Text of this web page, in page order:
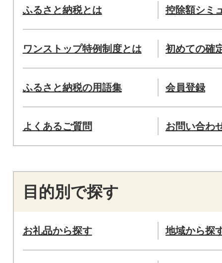
ふるさと納税とは 控除額シミ
ワンストップ特例制度とは 初めての確
ふるさと納税の用語集 会員登録
よくあるご質問 お問い合わ
目的別で探す
お礼品から探す 地域から探